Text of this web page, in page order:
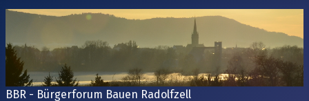
BBR - Bürgerforum Bauen Radolfzell